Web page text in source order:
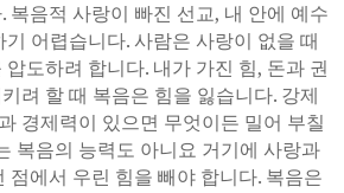
복음적 사랑이 빠진 선교, 내 안에 예수
어렵습니다. 사람은 사랑이 없을 때
도하려 합니다. 내가 가진 힘, 돈과 권
려 할 때 복음은 힘을 잃습니다. 강제
경제력이 있으면 무엇이든 밀어 부칠
복음의 능력도 아니요 거기에 사랑과
점에서 우린 힘을 빼야 합니다. 복음은